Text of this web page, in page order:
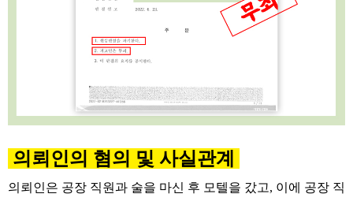
의뢰인의 혐의 및 사실관계
의뢰인은 공장 직원과 술을 마신 후 모텔을 갔고, 이에 공장 직